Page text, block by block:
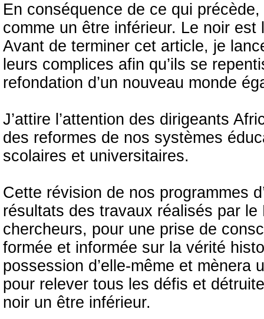
En conséquence de ce qui
comme un être inférieur. Le noir est
Avant de terminer cet article, je
leurs complices afin qu’ils se
refondation d’un nouveau monde
J’attire l’attention des dirigeants
des reformes de nos systèmes
scolaires et universitaires.
Cette révision de nos programmes
résultats des travaux réalisés par
chercheurs, pour une prise de
formée et informée sur la vérité
possession d’elle-même et
pour relever tous les défis et
noir un être inférieur.